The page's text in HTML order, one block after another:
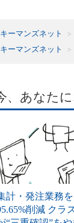
キーマンズネット
キーマンズネット